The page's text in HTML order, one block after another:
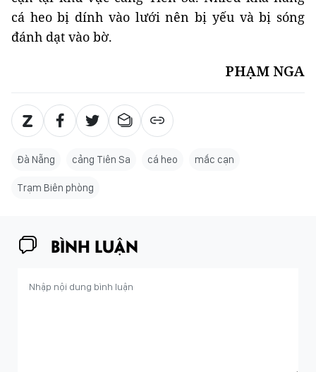
cá heo bị dính vào lưới nên bị yếu và bị sóng
đánh dạt vào bờ.
PHẠM NGA
Đà Nẵng cảng Tiên Sa cá heo mắc cạn
Trạm Biên phòng
BÌNH LUẬN